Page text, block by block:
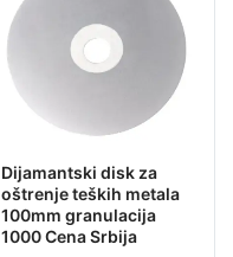
Dijamantski disk za
oštrenje teških metala
100mm granulacija
1000 Cena Srbija